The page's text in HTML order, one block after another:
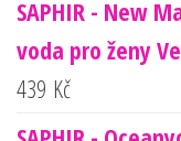
SAPHIR - New
voda pro ženy
439 Kč